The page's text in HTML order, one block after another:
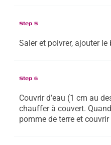
Step 5
Saler et poivrer, ajouter
Step 6
Couvrir d’eau (1 cm au
chauffer à couvert.
pomme de terre et